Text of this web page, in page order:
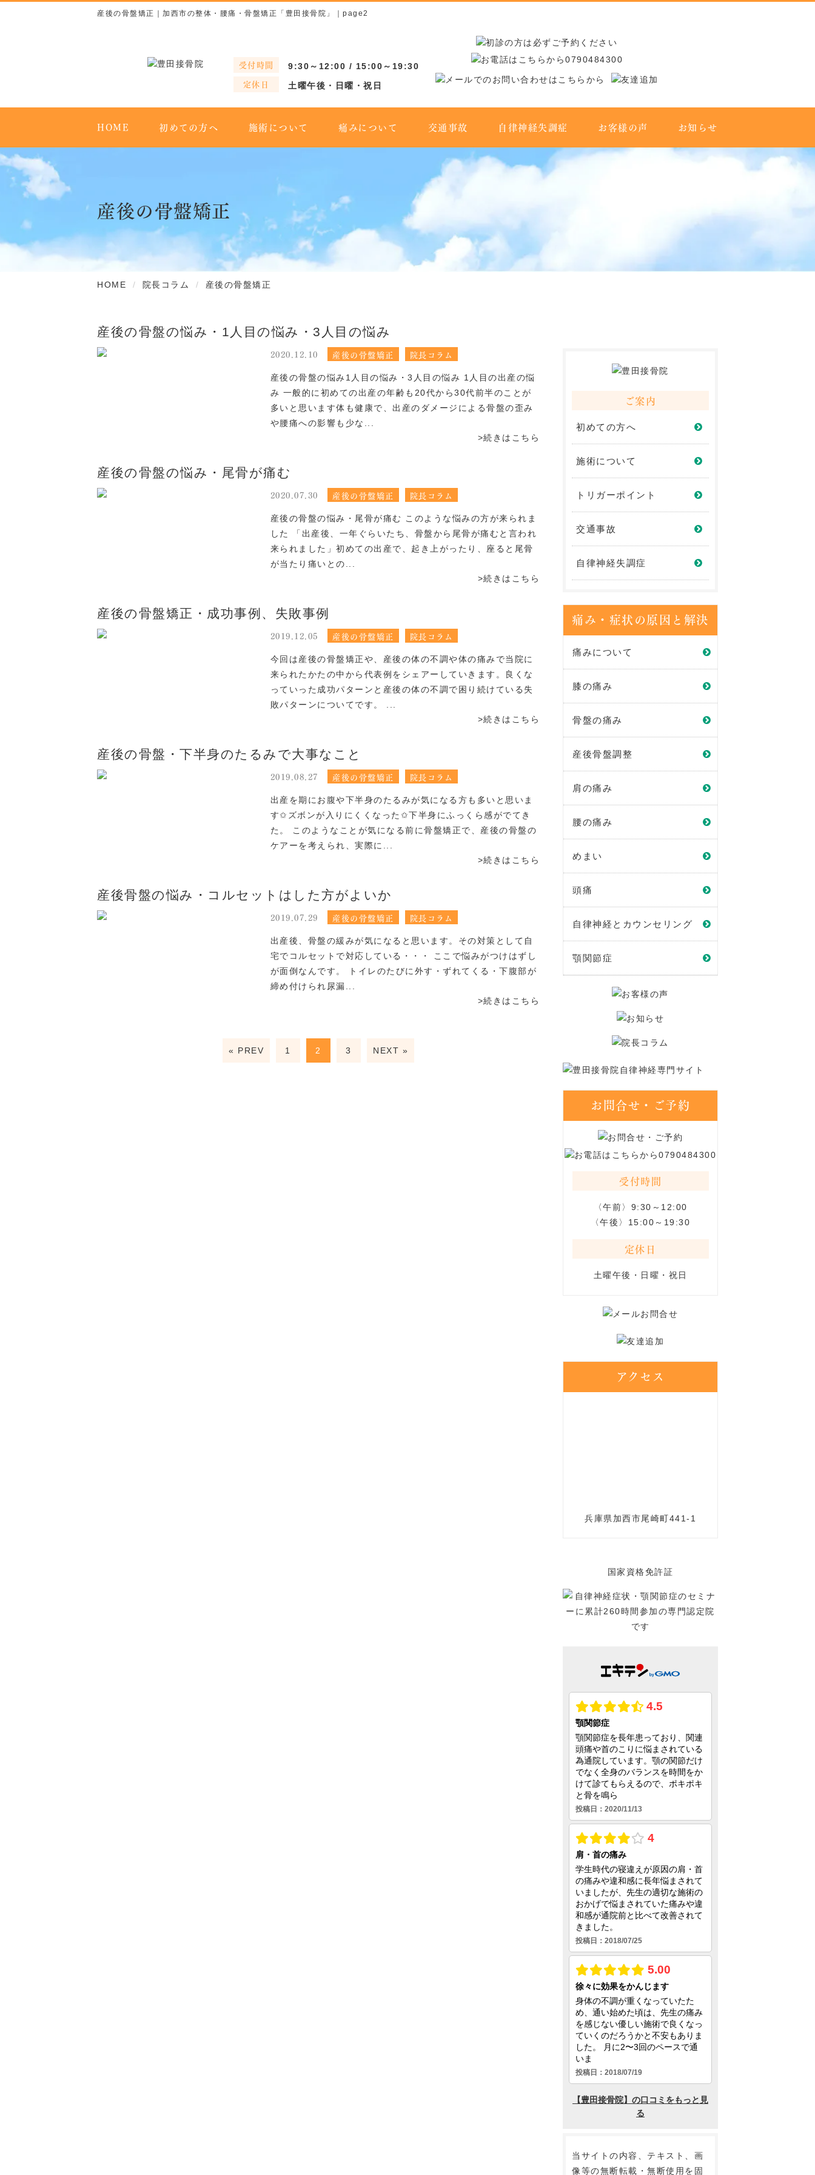
産後の骨盤矯正｜加西市の整体・腰痛・骨盤矯正「豊田接骨院」｜page2
受付時間 9:30～12:00 / 15:00～19:30
定休日 土曜午後・日曜・祝日
HOME 初めての方へ 施術について 痛みについて 交通事故 自律神経失調症 お客様の声 お知らせ
産後の骨盤矯正
HOME 院長コラム 産後の骨盤矯正
産後の骨盤の悩み・1人目の悩み・3人目の悩み
2020.12.10
産後の骨盤矯正 院長コラム
産後の骨盤の悩み1人目の悩み・3人目の悩み 1人目の出産の悩
み 一般的に初めての出産の年齢も20代から30代前半のことが
多いと思います体も健康で、出産のダメージによる骨盤の歪み
や腰痛への影響も少な...
>続きはこちら
産後の骨盤の悩み・尾骨が痛む
2020.07.30
産後の骨盤矯正 院長コラム
産後の骨盤の悩み・尾骨が痛む このような悩みの方が来られま
した 「出産後、一年ぐらいたち、骨盤から尾骨が痛むと言われ
来られました」初めての出産で、起き上がったり、座ると尾骨
が当たり痛いとの...
>続きはこちら
産後の骨盤矯正・成功事例、失敗事例
2019.12.05
産後の骨盤矯正 院長コラム
今回は産後の骨盤矯正や、産後の体の不調や体の痛みで当院に
来られたかたの中から代表例をシェアーしていきます。良くな
っていった成功パターンと産後の体の不調で困り続けている失
敗パターンについてです。 ...
>続きはこちら
産後の骨盤・下半身のたるみで大事なこと
2019.08.27
産後の骨盤矯正 院長コラム
出産を期にお腹や下半身のたるみが気になる方も多いと思いま
す✩ズボンが入りにくくなった✩下半身にふっくら感がでてき
た。 このようなことが気になる前に骨盤矯正で、産後の骨盤の
ケアーを考えられ、実際に...
>続きはこちら
産後骨盤の悩み・コルセットはした方がよいか
2019.07.29
産後の骨盤矯正 院長コラム
出産後、骨盤の緩みが気になると思います。その対策として自
宅でコルセットで対応している・・・ ここで悩みがつけはずし
が面倒なんです。 トイレのたびに外す・ずれてくる・下腹部が
締め付けられ尿漏...
>続きはこちら
« PREV 1 2 3 NEXT »
ご案内
初めての方へ
施術について
トリガーポイント
交通事故
自律神経失調症
痛み・症状の原因と解決
痛みについて
膝の痛み
骨盤の痛み
産後骨盤調整
肩の痛み
腰の痛み
めまい
頭痛
自律神経とカウンセリング
顎関節症
お問合せ・ご予約
受付時間
〈午前〉9:30～12:00
〈午後〉15:00～19:30
定休日
土曜午後・日曜・祝日
アクセス
兵庫県加西市尾崎町441-1
国家資格免許証
当サイトの内容、テキスト、画
像等の無断転載・無断使用を固